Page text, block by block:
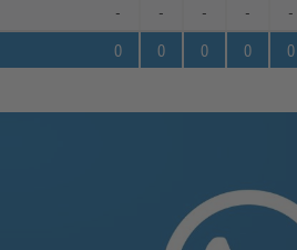
- - - - -
0
0 0 0 0